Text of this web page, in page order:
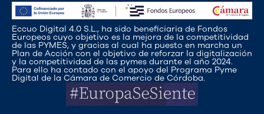
Eccuo Digital 4.0 S.L., ha sido beneficiaria de Fondos
Europeos cuyo objetivo es la mejora de la competitividad
de las PYMES, y gracias al cual ha puesto en marcha un
Plan de Acción con el objetivo de reforzar la digitalización
y la competitividad de las pymes durante el año 2024.
Para ello ha contado con el apoyo del Programa Pyme
Digital de la Cámara de Comercio de Córdoba.